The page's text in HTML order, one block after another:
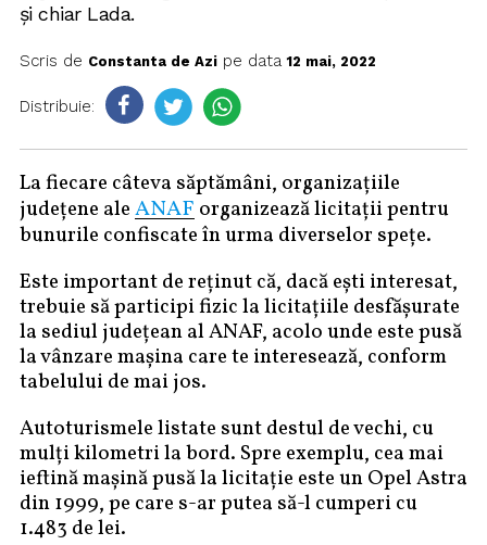
și chiar Lada.
Scris de Constanta de Azipe data12 mai, 2022
Distribuie:
La fiecare câteva săptămâni, organizațiile
județene aleANAF organizează licitații pentru
bunurile confiscate în urma diverselor spețe.
Este important de reținut că, dacă ești interesat,
trebuie să participi fizic la licitațiile desfășurate
la sediul județean al ANAF, acolo unde este pusă
la vânzare mașina care te interesează, conform
tabelului de mai jos.
Autoturismele listate sunt destul de vechi, cu
mulți kilometri la bord. Spre exemplu, cea mai
ieftină mașină pusă la licitație este un Opel Astra
din 1999, pe care s-ar putea să-l cumperi cu
1.483 de lei.